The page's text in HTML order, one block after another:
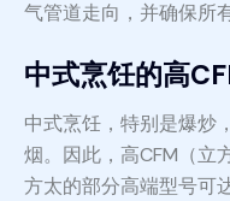
气管道走向，并确保所
中式烹饪的高
中式烹饪，特别是爆炒
烟。因此，高CFM（立
方太的部分高端型号可